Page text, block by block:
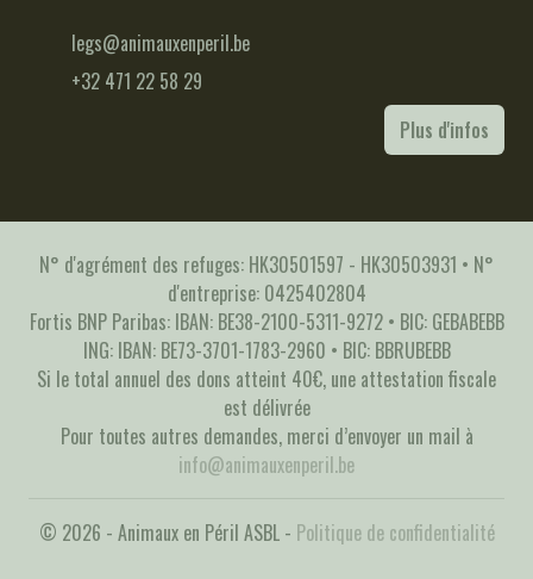
legs@animauxenperil.be
+32 471 22 58 29
Plus d'infos
N° d'agrément des refuges: HK30501597 - HK30503931 • N°
d'entreprise: 0425402804
Fortis BNP Paribas: IBAN: BE38-2100-5311-9272 • BIC: GEBABEBB
ING: IBAN: BE73-3701-1783-2960 • BIC: BBRUBEBB
Si le total annuel des dons atteint 40€, une attestation fiscale
est délivrée
Pour toutes autres demandes, merci d’envoyer un mail à
info@animauxenperil.be
© 2026 - Animaux en Péril ASBL - Politique de confidentialité